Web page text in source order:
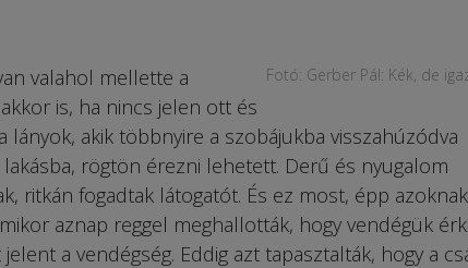
Fotó: Gerber Pál: Kék, de
valahol mellette a
is, ha nincs jelen ott és
lányok, akik többnyire a szobájukba visszahúzódva
rögtön érezni lehetett. Derű és nyugalom
ritkán fogadtak látogatót. És ez most, épp
aznap reggel meghallották, hogy vendégük
a vendégség. Eddig azt tapasztalták, hogy a